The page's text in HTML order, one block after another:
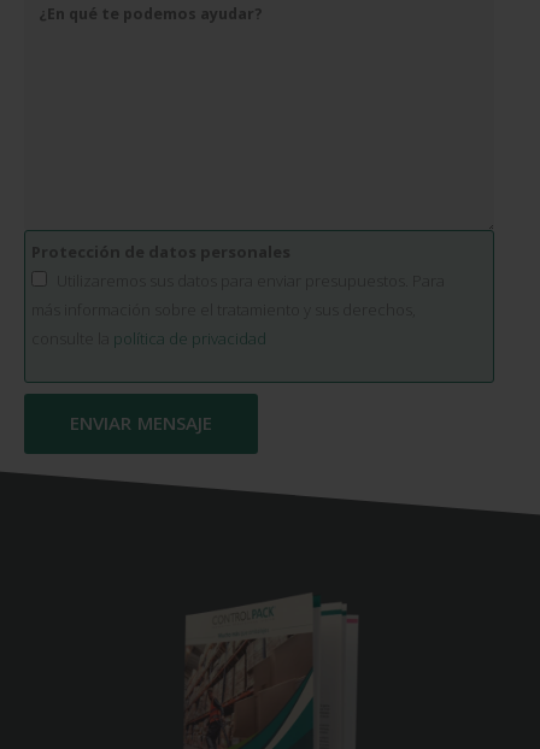
política de privacidad